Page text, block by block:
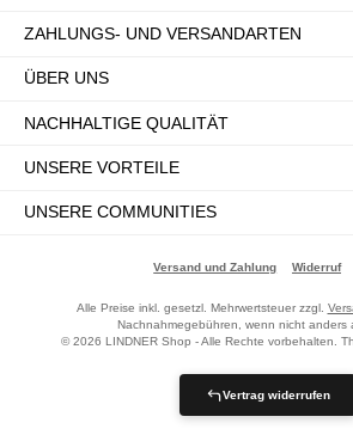
ZAHLUNGS- UND VERSANDARTEN
ÜBER UNS
NACHHALTIGE QUALITÄT
UNSERE VORTEILE
UNSERE COMMUNITIES
Versand und Zahlung Widerruf
Alle Preise inkl. gesetzl. Mehrwertsteuer zzgl.
Nachnahmegebühren, wenn nicht anders
© 2026 LINDNER Shop - Alle Rechte vorbehalten.
Vertrag widerrufen